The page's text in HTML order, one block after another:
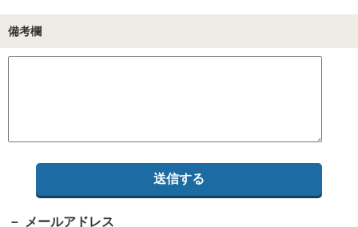
備考欄
メールアドレス